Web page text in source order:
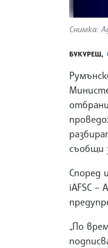
Снимка:
БУКУРЕЩ,
съобщи
Според
iAFSC –
„По